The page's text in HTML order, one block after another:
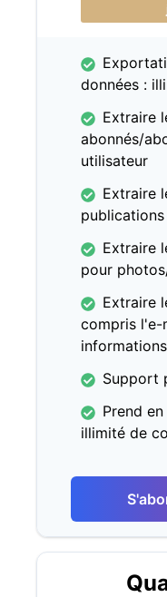
données :
Extraire
abonnés/
utilisateur
Extraire
Extraire
pour
Extraire
compris l'e-
Support
Prend
illimité de